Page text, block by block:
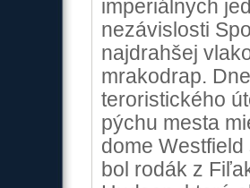
imperiálnych
nezávislosti
najdrahšej
mrakodrap.
teroristického
pýchu mesta
dome
bol rodák z